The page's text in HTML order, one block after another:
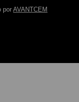
por AVANTCEM